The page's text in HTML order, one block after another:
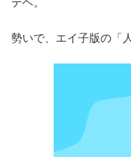
テヘ。
勢いで、エイ子版の「